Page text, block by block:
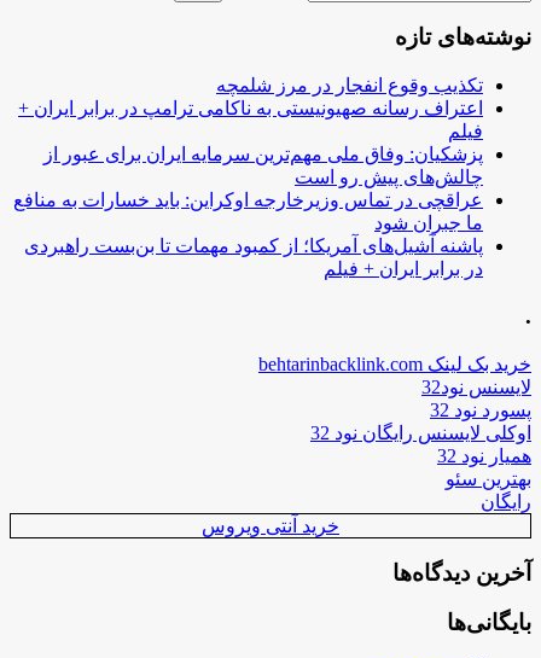
نوشته‌های تازه
تکذیب وقوع انفجار در مرز شلمچه
اعتراف رسانه صهیونیستی به ناکامی ترامپ در برابر ایران +
فیلم
پزشکیان: وفاق ملی مهم‌ترین سرمایه ایران برای عبور از
چالش‌های پیش رو است
عراقچی در تماس وزیرخارجه اوکراین: باید خسارات به منافع
ما جبران شود
پاشنه آشیل‌های آمریکا؛ از کمبود مهمات تا بن‌بست راهبردی
در برابر ایران + فیلم
.
خرید بک لینک behtarinbacklink.com
لایسنس نود32
پسورد نود 32
اوکلی لایسنس رایگان نود 32
همیار نود 32
بهترین سئو
رایگان
خرید آنتی ویروس
آخرین دیدگاه‌ها
بایگانی‌ها